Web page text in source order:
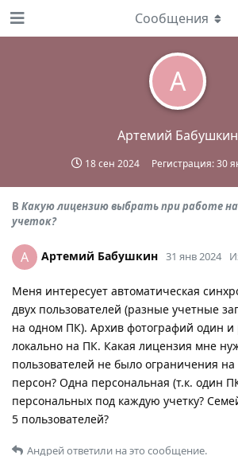
А
Артемий Бабушкин
18 сен 2024 Регистрация:30
Сообщения
В Какую лицензию выбрать при работе на
учеток?
А Артемий Бабушкин 31 янв 2024
Меня интересует автоматическая
двух пользователей (разные учетные
на одном ПК). Архив фотографий один и
локально на ПК. Какая лицензия мне
пользователей не было ограничения на
персон? Одна персональная (т.к. один
персональных под каждую учетку?
5 пользователей?
Андрейответили на это сообщение.